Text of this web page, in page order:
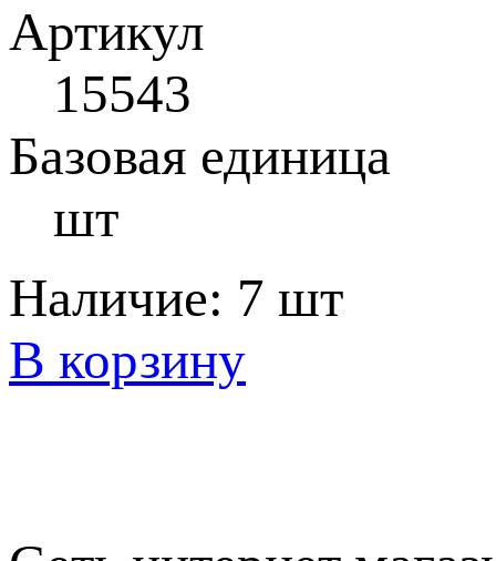
Артикул
15543
Базовая единица
шт
Наличие: 7 шт
В корзину